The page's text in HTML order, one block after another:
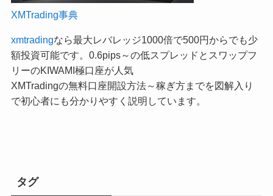
XMTrading事典
xmtradingなら最大レバレッジ1000倍で500円からでも少
額投資可能です。0.6pips～の低スプレッドとスワップフ
リーのKIWAMI極口座が人気
XMTradingの無料口座開設方法～稼ぎ方までを図解入り
で初心者にも分かりやすく説明しています。
タグ